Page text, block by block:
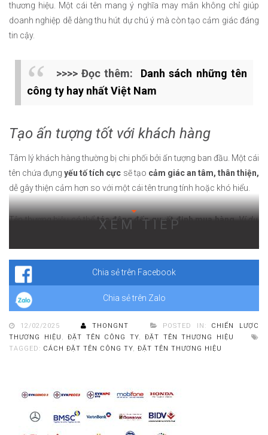
thương hiệu. Một cái tên mang ý nghĩa may mắn không chỉ giúp
doanh nghiệp dễ dàng thu hút dự chú ý mà còn tạo cảm giác đáng
tin cậy.
>>>> Đọc thêm: Danh sách những tên
công ty hay nhất Việt Nam
Tạo ấn tượng tốt với khách hàng
Tâm lý khách hàng thường bị chi phối bởi ấn tượng ban đầu. Một cái
tên chứa đựngyếu tố tích cực sẽ tạo cảm giác an tâm, thân thiện,
dễ gây thiện cảm hơn so với một cái tên trung tính hoặc khó hiểu.
Tên thương hiệu có thểtác động đến quyết định mua hàng. Ví dụ,
khách hàng cảm thấy sự tin cậy, hứa hẹn thành công và phát triển khi
lựa chọn dịch vụ của công ty.
XEM TIẾP
Chia sẻ trên Facebook
Chia sẻ trên Zalo
12/02/2025 THONGNT POSTED IN: CHIẾN LƯỢC
THƯƠNG HIỆU , ĐẶT TÊN CÔNG TY, ĐẶT TÊN THƯƠNG HIỆU
TAGGED: CÁCH ĐẶT TÊN CÔNG TY, ĐẶT TÊN THƯƠNG HIỆU